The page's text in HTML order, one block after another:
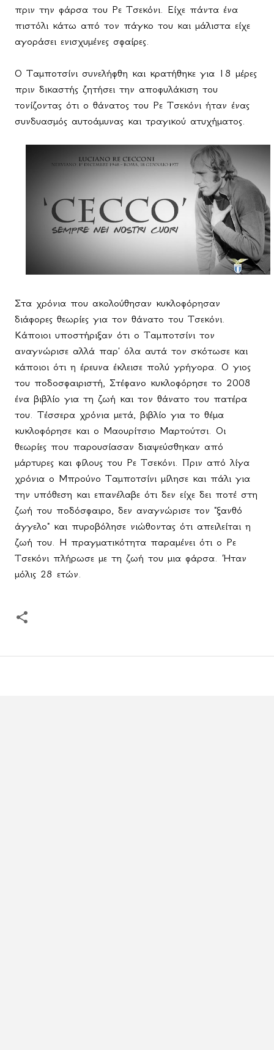
πριν την φάρσα του Ρε Τσεκόνι. Είχε πάντα ένα
πιστόλι κάτω από τον πάγκο του και μάλιστα είχε
αγοράσει ενισχυμένες σφαίρες.
Ο Ταμποτσίνι συνελήφθη και κρατήθηκε για 18 μέρες
πριν δικαστής ζητήσει την αποφυλάκιση του
τονίζοντας ότι ο θάνατος του Ρε Τσεκόνι ήταν ένας
συνδυασμός αυτοάμυνας και τραγικού ατυχήματος.
Στα χρόνια που ακολούθησαν κυκλοφόρησαν
διάφορες θεωρίες για τον θάνατο του Τσεκόνι.
Κάποιοι υποστήριξαν ότι ο Ταμποτσίνι τον
αναγνώρισε αλλά παρ' όλα αυτά τον σκότωσε και
κάποιοι ότι η έρευνα έκλεισε πολύ γρήγορα. Ο γιος
του ποδοσφαιριστή, Στέφανο κυκλοφόρησε το 2008
ένα βιβλίο για τη ζωή και τον θάνατο του πατέρα
του. Τέσσερα χρόνια μετά, βιβλίο για το θέμα
κυκλοφόρησε και ο Μαουρίτσιο Μαρτούτσι. Οι
θεωρίες που παρουσίασαν διαψεύσθηκαν από
μάρτυρες και φίλους του Ρε Τσεκόνι. Πριν από λίγα
χρόνια ο Μπρούνο Ταμποτσίνι μίλησε και πάλι για
την υπόθεση και επανέλαβε ότι δεν είχε δει ποτέ στη
ζωή του ποδόσφαιρο, δεν αναγνώρισε τον "ξανθό
άγγελο" και πυροβόλησε νιώθοντας ότι απειλείται η
ζωή του. Η πραγματικότητα παραμένει ότι ο Ρε
Τσεκόνι πλήρωσε με τη ζωή του μια φάρσα. Ήταν
μόλις 28 ετών.